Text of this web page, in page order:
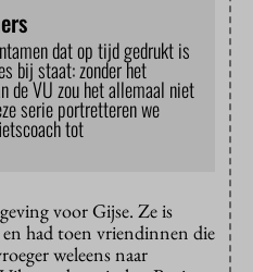
dat op tijd gedrukt is
bij staat: zonder het
de VU zou het allemaal niet
serie portretteren we
tot
voor Gijse. Ze is
had toen vriendinnen die
weleens naar